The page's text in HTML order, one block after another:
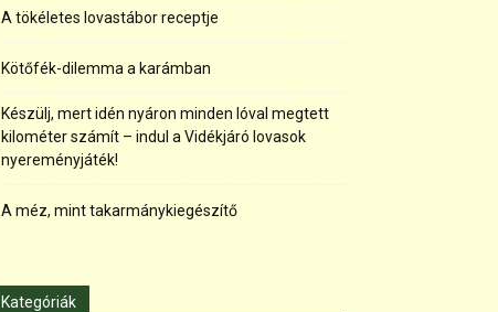
A tökéletes lovastábor receptje
Kötőfék-dilemma a karámban
Készülj, mert idén nyáron minden lóval megtett
kilométer számít – indul a Vidékjáró lovasok
nyereményjáték!
A méz, mint takarmánykiegészítő
Kategóriák